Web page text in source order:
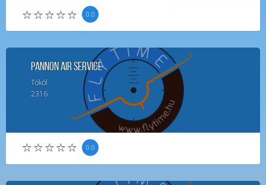
0.0
Pannon Air Service
Tököl
2316
0.0